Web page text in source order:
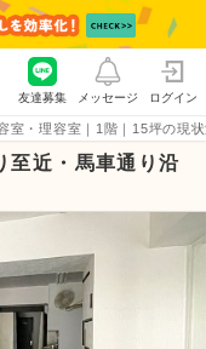
室・理容室｜1階｜15坪の現
友達募集 メッセージ ログイン
至近・馬車通り沿